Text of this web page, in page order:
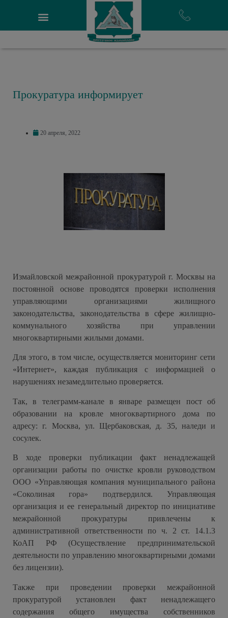
Прокуратура информирует
20 апреля, 2022
Измайловской межрайонной прокуратурой г. Москвы на
постоянной основе проводятся проверки исполнения
управляющими организациями жилищного
законодательства, законодательства в сфере жилищно-
коммунального хозяйства при управлении
многоквартирными жилыми домами.
Для этого, в том числе, осуществляется мониторинг сети
«Интернет», каждая публикация с информацией о
нарушениях незамедлительно проверяется.
Так, в телеграмм-канале в январе размещен пост об
образовании на кровле многоквартирного дома по
адресу: г. Москва, ул. Щербаковская, д. 35, наледи и
сосулек.
В ходе проверки публикации факт ненадлежащей
организации работы по очистке кровли руководством
ООО «Управляющая компания муниципального района
«Соколиная гора» подтвердился. Управляющая
организация и ее генеральный директор по инициативе
межрайонной прокуратуры привлечены к
административной ответственности по ч. 2 ст. 14.1.3
КоАП РФ (Осуществление предпринимательской
деятельности по управлению многоквартирными домами
без лицензии).
Также при проведении проверки межрайонной
прокуратурой установлен факт ненадлежащего
содержания общего имущества собственников